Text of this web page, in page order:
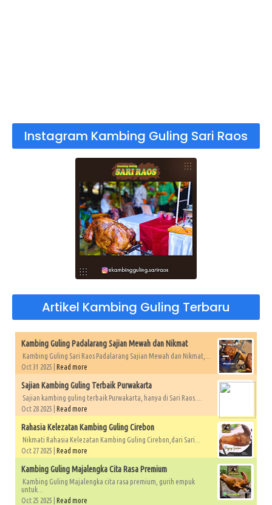
Instagram Kambing Guling Sari Raos
Artikel Kambing Guling Terbaru
Kambing Guling Padalarang Sajian Mewah dan Nikmat
Kambing Guling Sari Raos Padalarang Sajian Mewah dan Nikmat,...
Oct 31 2025 | Read more
Sajian Kambing Guling Terbaik Purwakarta
Sajian kambing guling terbaik Purwakarta, hanya di Sari Raos....
Oct 28 2025 | Read more
Rahasia Kelezatan Kambing Guling Cirebon
Nikmati Rahasia Kelezatan Kambing Guling Cirebon,dari Sari...
Oct 27 2025 | Read more
Kambing Guling Majalengka Cita Rasa Premium
Kambing Guling Majalengka cita rasa premium, gurih empuk
untuk...
Oct 25 2025 | Read more